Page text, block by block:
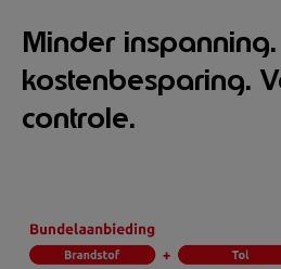
Minder
kostenbesparing.
controle.